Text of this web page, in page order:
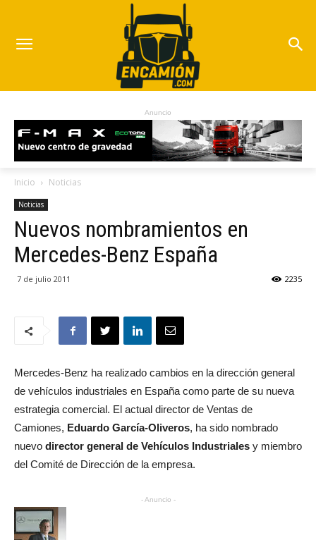
Anuncio
Inicio Noticias
Noticias
Nuevos nombramientos en
Mercedes-Benz España
7 de julio 2011 2235
Mercedes-Benz ha realizado cambios en la dirección general
de vehículos industriales en España como parte de su nueva
estrategia comercial. El actual director de Ventas de
Camiones, Eduardo García-Oliveros, ha sido nombrado
nuevo director general de Vehículos Industriales y miembro
del Comité de Dirección de la empresa.
- Anuncio -